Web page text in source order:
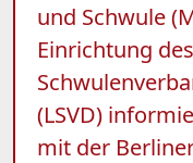
und Schwule
Einrichtung
(LSVD)
mit der